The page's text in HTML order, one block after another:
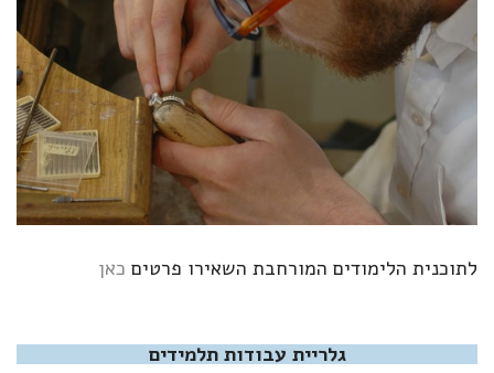
לתוכנית הלימודים המורחבת השאירו פרטים כאן
גלריית עבודות תלמידים